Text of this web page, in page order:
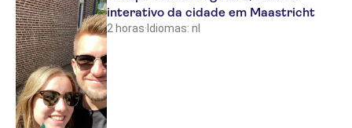
interativo da cidade em Maastricht
2 horas· Idiomas: nl